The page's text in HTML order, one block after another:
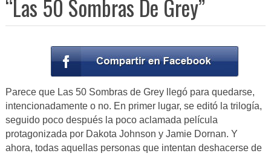
“Las 50 Sombras De Grey”
Parece que Las 50 Sombras de Grey llegó para quedarse,
intencionadamente o no. En primer lugar, se editó la trilogía,
seguido poco después la poco aclamada película
protagonizada por Dakota Johnson y Jamie Dornan. Y
ahora, todas aquellas personas que intentan deshacerse de